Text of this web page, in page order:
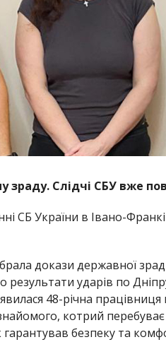
зраду. Слідчі СБУ вже
СБ України в Івано-
докази державної
результати ударів по
48-річна
котрий
безпеку та